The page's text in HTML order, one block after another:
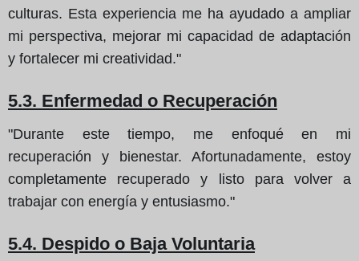
culturas. Esta experiencia me ha ayudado a ampliar
mi perspectiva, mejorar mi capacidad de adaptación
y fortalecer mi creatividad."
5.3. Enfermedad o Recuperación
"Durante este tiempo, me enfoqué en mi
recuperación y bienestar. Afortunadamente, estoy
completamente recuperado y listo para volver a
trabajar con energía y entusiasmo."
5.4. Despido o Baja Voluntaria